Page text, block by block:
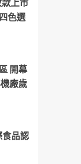
上市
色選
開幕
廠歲
食品認